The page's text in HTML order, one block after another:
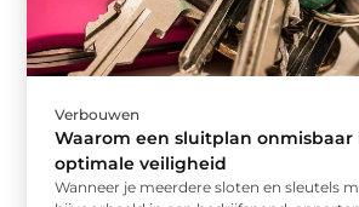
Verbouwen
Waarom een sluitplan onmisbaar
optimale veiligheid
Wanneer je meerdere sloten en sleutels